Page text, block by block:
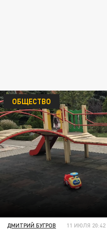
ОБЩЕСТВО
ДМИТРИЙ БУГРОВ 11 ИЮЛЯ 20:42